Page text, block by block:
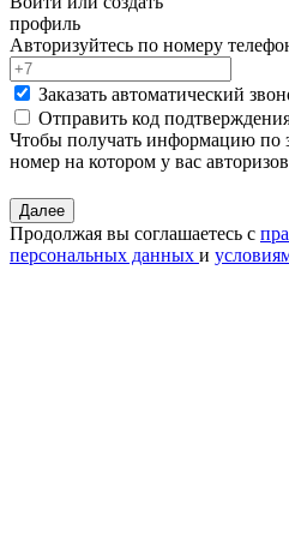
профиль
Авторизуйтесь по номеру
Заказать автоматический
Отправить код
Чтобы получать информацию по
номер на котором у вас
Далее
Продолжая вы соглашаетесь с
персональных данных и